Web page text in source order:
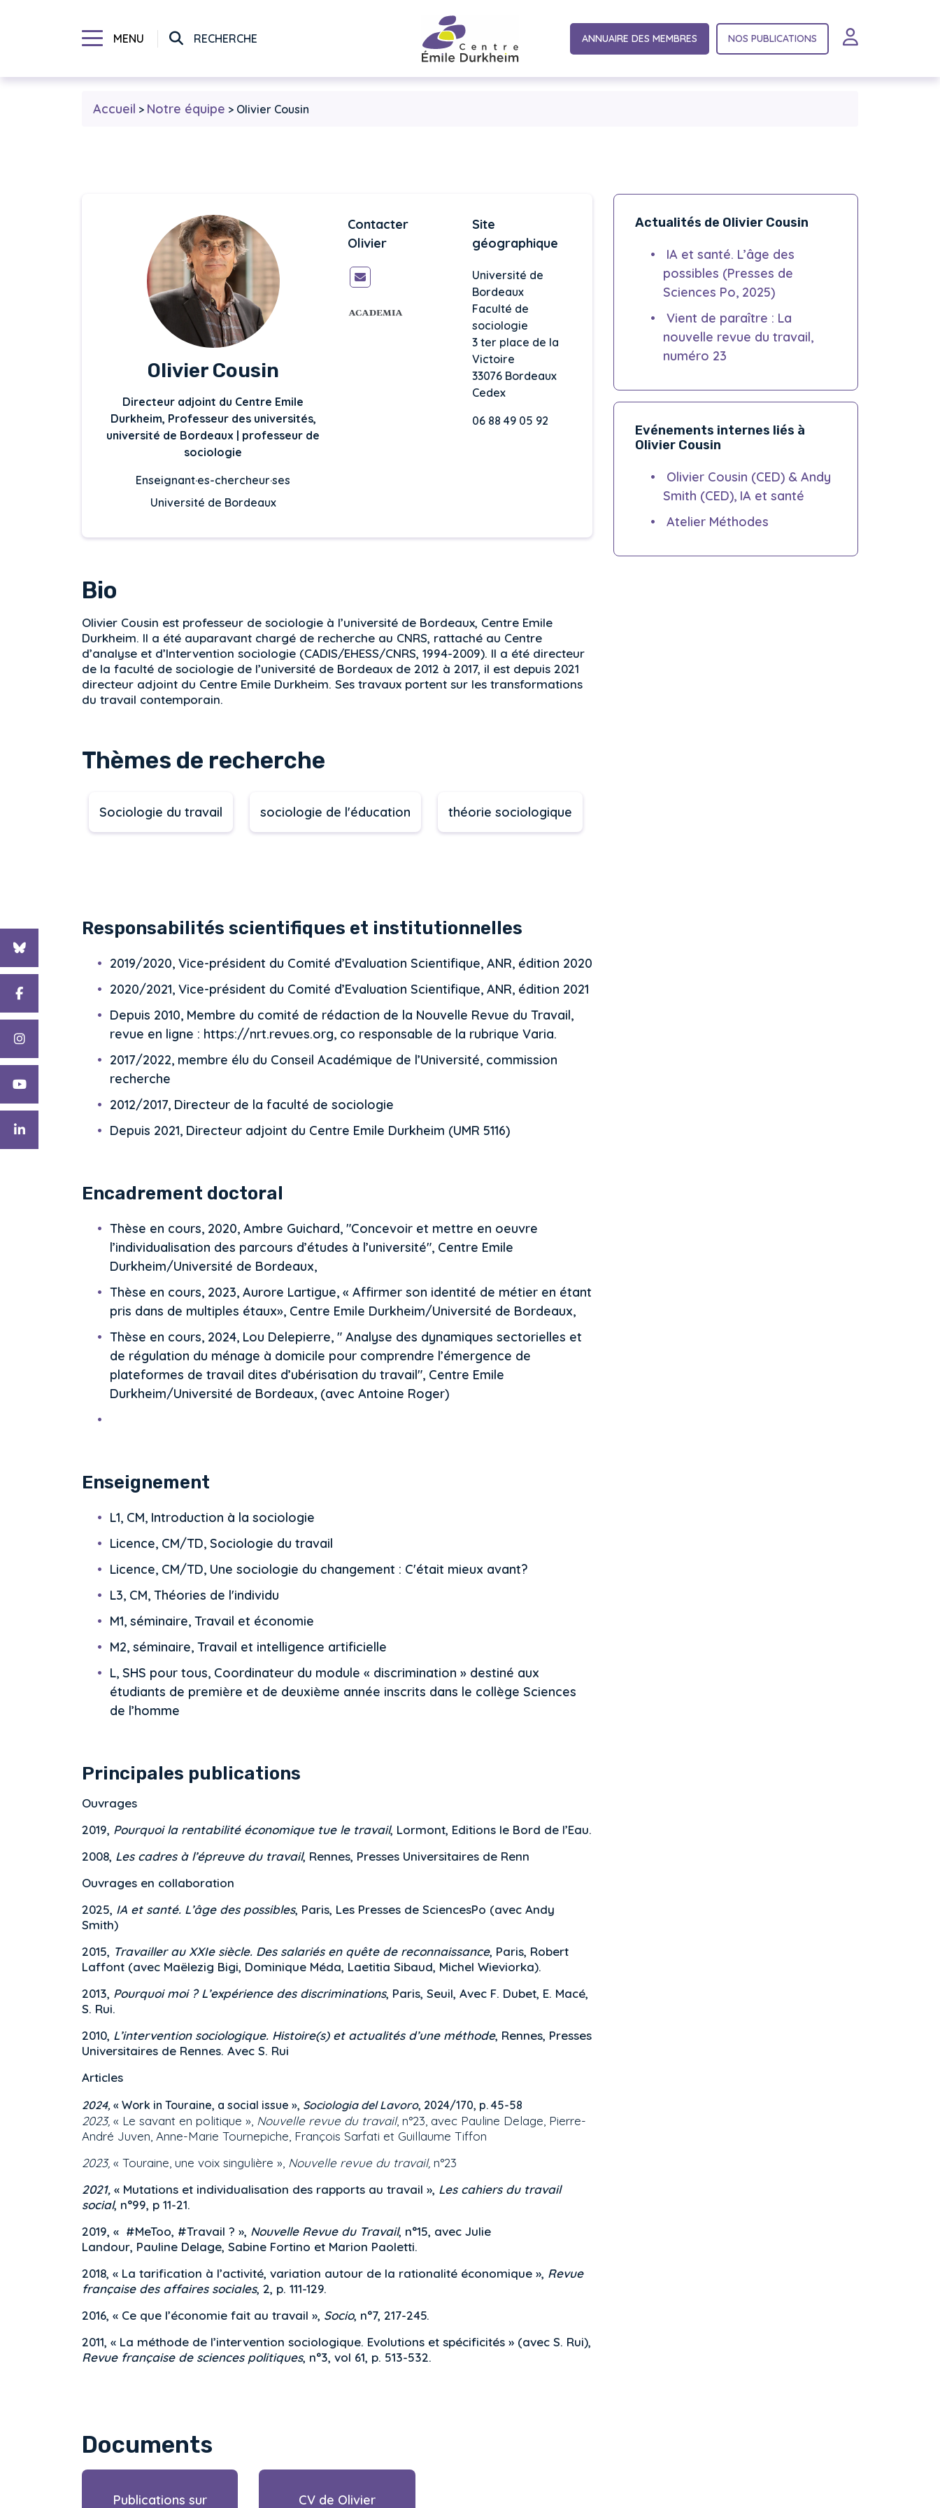
MENU RECHERCHE ANNUAIRE DES MEMBRES NOS PUBLICATIONS
Accueil > Notre équipe > Olivier Cousin
Olivier Cousin
Directeur adjoint du Centre Emile
Durkheim, Professeur des universités,
université de Bordeaux | professeur de
sociologie
Enseignant·es-chercheur·ses
Université de Bordeaux
Contacter
Olivier
Site
géographique
Université de
Bordeaux
Faculté de
sociologie
3 ter place de la
Victoire
33076 Bordeaux
Cedex
06 88 49 05 92
Bio
Olivier Cousin est professeur de sociologie à l’université de Bordeaux, Centre Emile
Durkheim. Il a été auparavant chargé de recherche au CNRS, rattaché au Centre
d’analyse et d’Intervention sociologie (CADIS/EHESS/CNRS, 1994-2009). Il a été directeur
de la faculté de sociologie de l’université de Bordeaux de 2012 à 2017, il est depuis 2021
directeur adjoint du Centre Emile Durkheim. Ses travaux portent sur les transformations
du travail contemporain.
Thèmes de recherche
Sociologie du travail sociologie de l'éducation théorie sociologique
Responsabilités scientifiques et institutionnelles
2019/2020, Vice-président du Comité d’Evaluation Scientifique, ANR, édition 2020
2020/2021, Vice-président du Comité d’Evaluation Scientifique, ANR, édition 2021
Depuis 2010, Membre du comité de rédaction de la Nouvelle Revue du Travail,
revue en ligne : https://nrt.revues.org, co responsable de la rubrique Varia.
2017/2022, membre élu du Conseil Académique de l’Université, commission
recherche
2012/2017, Directeur de la faculté de sociologie
Depuis 2021, Directeur adjoint du Centre Emile Durkheim (UMR 5116)
Encadrement doctoral
Thèse en cours, 2020, Ambre Guichard, "Concevoir et mettre en oeuvre
l’individualisation des parcours d’études à l’université", Centre Emile
Durkheim/Université de Bordeaux,
Thèse en cours, 2023, Aurore Lartigue, « Affirmer son identité de métier en étant
pris dans de multiples étaux», Centre Emile Durkheim/Université de Bordeaux,
Thèse en cours, 2024, Lou Delepierre, " Analyse des dynamiques sectorielles et
de régulation du ménage à domicile pour comprendre l’émergence de
plateformes de travail dites d’ubérisation du travail", Centre Emile
Durkheim/Université de Bordeaux, (avec Antoine Roger)
Enseignement
L1, CM, Introduction à la sociologie
Licence, CM/TD, Sociologie du travail
Licence, CM/TD, Une sociologie du changement : C'était mieux avant?
L3, CM, Théories de l'individu
M1, séminaire, Travail et économie
M2, séminaire, Travail et intelligence artificielle
L, SHS pour tous, Coordinateur du module « discrimination » destiné aux
étudiants de première et de deuxième année inscrits dans le collège Sciences
de l’homme
Principales publications
Ouvrages
2019, Pourquoi la rentabilité économique tue le travail, Lormont, Editions le Bord de l’Eau.
2008, Les cadres à l’épreuve du travail, Rennes, Presses Universitaires de Renn
Ouvrages en collaboration
2025, IA et santé. L’âge des possibles, Paris, Les Presses de SciencesPo (avec Andy
Smith)
2015, Travailler au XXIe siècle. Des salariés en quête de reconnaissance, Paris, Robert
Laffont (avec Maëlezig Bigi, Dominique Méda, Laetitia Sibaud, Michel Wieviorka).
2013, Pourquoi moi ? L’expérience des discriminations, Paris, Seuil, Avec F. Dubet, E. Macé,
S. Rui.
2010, L’intervention sociologique. Histoire(s) et actualités d’une méthode, Rennes, Presses
Universitaires de Rennes. Avec S. Rui
Articles
2024, « Work in Touraine, a social issue », Sociologia del Lavoro, 2024/170, p. 45-58
2023, « Le savant en politique », Nouvelle revue du travail, n°23, avec Pauline Delage, Pierre-
André Juven, Anne-Marie Tournepiche, François Sarfati et Guillaume Tiffon
2023, « Touraine, une voix singulière », Nouvelle revue du travail, n°23
2021, « Mutations et individualisation des rapports au travail », Les cahiers du travail
social, n°99, p 11-21.
2019, « #MeToo, #Travail ? », Nouvelle Revue du Travail, n°15, avec Julie
Landour, Pauline Delage, Sabine Fortino et Marion Paoletti.
2018, « La tarification à l’activité, variation autour de la rationalité économique », Revue
française des affaires sociales, 2, p. 111-129.
2016, « Ce que l’économie fait au travail », Socio, n°7, 217-245.
2011, « La méthode de l’intervention sociologique. Evolutions et spécificités » (avec S. Rui),
Revue française de sciences politiques, n°3, vol 61, p. 513-532.
Documents
Publications sur CV de Olivier
Actualités de Olivier Cousin
IA et santé. L’âge des
possibles (Presses de
Sciences Po, 2025)
Vient de paraître : La
nouvelle revue du travail,
numéro 23
Evénements internes liés à
Olivier Cousin
Olivier Cousin (CED) & Andy
Smith (CED), IA et santé
Atelier Méthodes